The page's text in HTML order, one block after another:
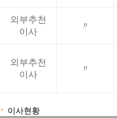
외부추천
이사
〃
외부추천
이사
〃
· 이사현황